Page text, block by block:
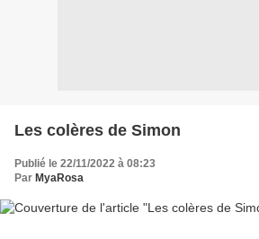
Les colères de Simon
Publié le 22/11/2022 à 08:23
Par MyaRosa